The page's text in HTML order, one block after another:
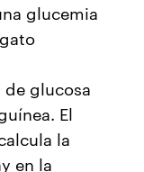
glucemia
glucosa
El
la
en la